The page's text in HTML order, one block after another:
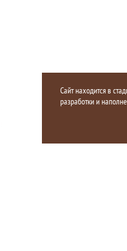
Сайт находится в
разработки и